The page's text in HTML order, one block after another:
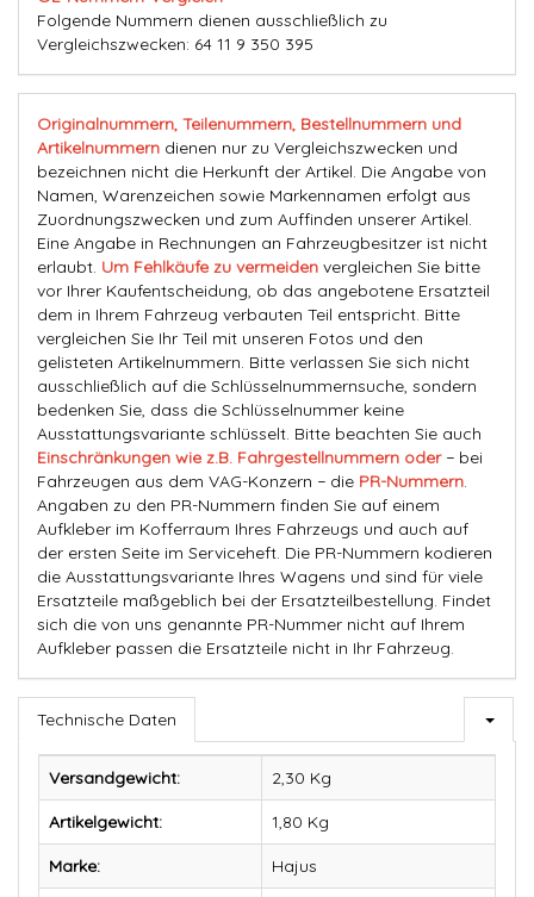
Folgende Nummern dienen ausschließlich zu
Vergleichszwecken: 64 11 9 350 395
Originalnummern, Teilenummern, Bestellnummern und
Artikelnummern dienen nur zu Vergleichszwecken und
bezeichnen nicht die Herkunft der Artikel. Die Angabe von
Namen, Warenzeichen sowie Markennamen erfolgt aus
Zuordnungszwecken und zum Auffinden unserer Artikel.
Eine Angabe in Rechnungen an Fahrzeugbesitzer ist nicht
erlaubt. Um Fehlkäufe zu vermeiden vergleichen Sie bitte
vor Ihrer Kaufentscheidung, ob das angebotene Ersatzteil
dem in Ihrem Fahrzeug verbauten Teil entspricht. Bitte
vergleichen Sie Ihr Teil mit unseren Fotos und den
gelisteten Artikelnummern. Bitte verlassen Sie sich nicht
ausschließlich auf die Schlüsselnummernsuche, sondern
bedenken Sie, dass die Schlüsselnummer keine
Ausstattungsvariante schlüsselt. Bitte beachten Sie auch
Einschränkungen wie z.B. Fahrgestellnummern oder− bei
Fahrzeugen aus dem VAG-Konzern − die PR-Nummern
Angaben zu den PR-Nummern finden Sie auf einem
Aufkleber im Kofferraum Ihres Fahrzeugs und auch auf
der ersten Seite im Serviceheft. Die PR-Nummern kodieren
die Ausstattungsvariante Ihres Wagens und sind für viele
Ersatzteile maßgeblich bei der Ersatzteilbestellung. Findet
sich die von uns genannte PR-Nummer nicht auf Ihrem
Aufkleber passen die Ersatzteile nicht in Ihr Fahrzeug.
Technische Daten
Versandgewicht: 2,30 Kg
Artikelgewicht: 1,80 Kg
Marke: Hajus